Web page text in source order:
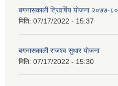
बगनासकाली त्रिवर्षिय याेजना २०७७-८०
मिति: 07/17/2022 - 15:37
बगनासकाली राजश्व सुधार याेजना
मिति: 07/17/2022 - 15:30